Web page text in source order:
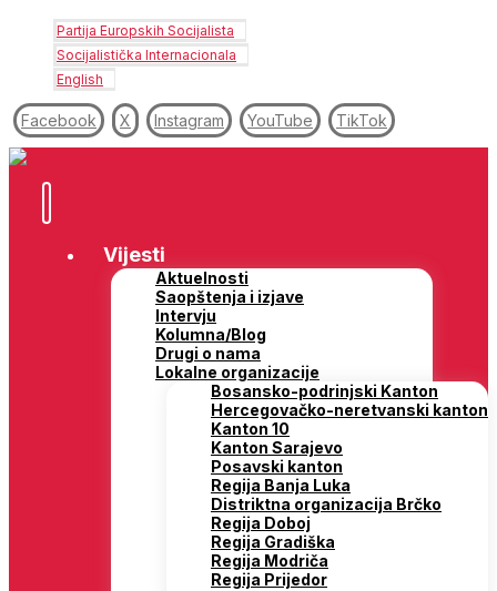
Partija Europskih Socijalista
Socijalistička Internacionala
English
Facebook X Instagram YouTube TikTok
Vijesti
Aktuelnosti
Saopštenja i izjave
Intervju
Kolumna/Blog
Drugi o nama
Lokalne organizacije
Bosansko-podrinjski Kanton
Hercegovačko-neretvanski kanton
Kanton 10
Kanton Sarajevo
Posavski kanton
Regija Banja Luka
Distriktna organizacija Brčko
Regija Doboj
Regija Gradiška
Regija Modriča
Regija Prijedor